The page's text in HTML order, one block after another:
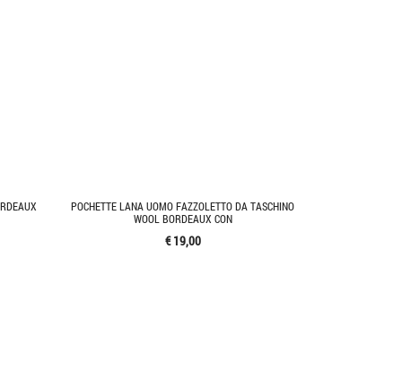
POCHETTE LANA UOMO FAZZOLETTO DA TASCHINO
WOOL BORDEAUX CON
€ 19,00